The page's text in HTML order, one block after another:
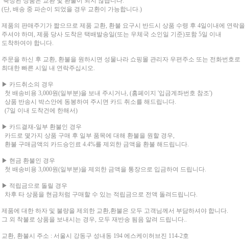
(단, 배송 중 파손이 되었을 경우 교환이 가능합니다.)
제품의 판매주기가 짧으므로 제품 교환, 환불 요구시 반드시 상품 수령 후 4일이내에 연락을
주셔야 하며, 제품 당사 도착은 택배발송일(또는 우체국 소인일 기준)포함 5일 이내
도착하여야 합니다.
주문을 하신 후 교환, 환불을 원하시면 성물나라 쇼핑몰 관리자 우편주소 또는 전화번호로
최대한 빠른 시일 내 연락주십시오.
▶ 카드취소의 경우
첫 배송비용 3,000원(일부분)을 보내 주시거나, (홈페이지 '입금계좌번호 참조')
상품 반송시 박스안에 동봉하여 주시면 카드 취소를 해드립니다.
(7일 이내 도착건에 한해서)
▶ 카드결재-일부 환불인 경우
카드로 몇가지 상품 구매 후 일부 품목에 대해 환불을 원할 경우,
환불 구매금액의 카드승인료 4.4%를 제외한 금액을 환불 해드립니다.
▶ 현금 환불인 경우
첫 배송비용 3,000원(일부분)을 제외한 금액을 통장으로 입금하여 드립니다.
▶ 적립금으로 돌릴 경우
차후 타 상품을 현금처럼 구매할 수 있는 적립금으로 전액 돌려드립니다.
제품에 대한 하자 및 불량을 제외한 교환,환불은 모두 고객님께서 부담하셔야 합니다.
그 외 착불로 상품을 보내시는 경우, 모두 재반송 됨음 알려 드립니다..
교환, 환불시 주소 : 서울시 강동구 성내동 194 에스케이허브진 114-2호